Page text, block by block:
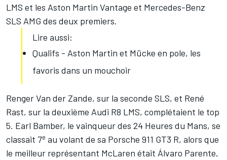
LMS et les Aston Martin Vantage et Mercedes-Benz
SLS AMG des deux premiers.
Lire aussi:
Qualifs - Aston Martin et Mücke en pole, les
favoris dans un mouchoir
Renger Van der Zande, sur la seconde SLS, et René
Rast, sur la deuxième Audi R8 LMS, complétaient le top
5. Earl Bamber, le vainqueur des 24 Heures du Mans, se
classait 7e au volant de sa Porsche 911 GT3 R, alors que
le meilleur représentant McLaren était Álvaro Parente,